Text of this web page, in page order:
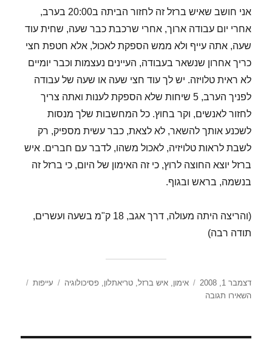
אני חושב שאיש ברזל זה לחזור הביתה ב20:00 בערב,
אחרי יום עבודה ארוך, אחרי שרכבת כבר שעה, שחית עוד
שעה, אתה עייף ולא ממש הספקת לאכול, אלא חטפת חצי
כריך אחרון שנשאר בעבודה, העיינים נעצמות וכבר יומיים
לא ראית טלויזה. יש לך עוד חצי שעה או שעה של עבודה
לפניך הערב, 5 שיחות שלא הספקת לענות ואתה צריך
לחזור לאנשים, וקר בחוץ. כל המחשבות שלך מנסות
לשכנע אותך להשאר, לא לצאת, כבר עשית מספיק, רק
לשבת לראות טלויזיה, לאכול משהו, לדבר עם חברים. איש
ברזל יוצא החוצה לרוץ, כי זה האימון של היום, כי ברזל זה
בנשמה, בראש ובגוף.
(והריצה היתה מעולה, דרך אגב, 18 ק"מ בשעה ועשרים,
תודה רבה)
פורסם
בתאריך
דצמבר 1, 2008 קטגוריות
אימון ,איש ברזל ,טריאתלון ,פסיכולוגיה תגיות
עייפות
השאירו תגובה